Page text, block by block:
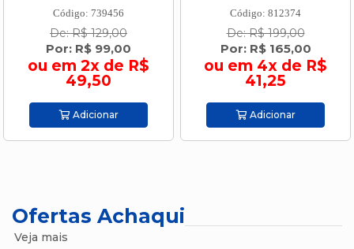
Código: 739456
De: R$ 129,00
Por: R$ 99,00
ou em 2x de R$
49,50
Adicionar
Código: 812374
De: R$ 199,00
Por: R$ 165,00
ou em 4x de R$
41,25
Adicionar
Ofertas Achaqui
Veja mais